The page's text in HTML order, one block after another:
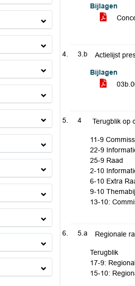
Bijlagen
3.b
Bijlagen
4 Terugblik op
11-9
22-9
25-9 Raad
2-10
6-10 Extra
9-10
13-10:
5.a
Terugblik
17-9:
15-10: